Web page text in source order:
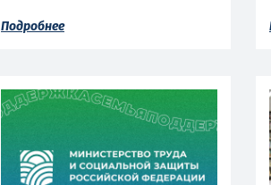
Подробнее